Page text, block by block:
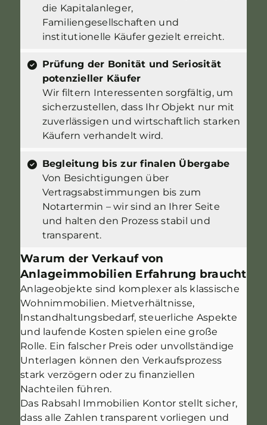
die Kapitalanleger,
Familiengesellschaften und
institutionelle Käufer gezielt erreicht.
Prüfung der Bonität und Seriosität
potenzieller Käufer
Wir filtern Interessenten sorgfältig, um
sicherzustellen, dass Ihr Objekt nur mit
zuverlässigen und wirtschaftlich starken
Käufern verhandelt wird.
Begleitung bis zur finalen Übergabe
Von Besichtigungen über
Vertragsabstimmungen bis zum
Notartermin – wir sind an Ihrer Seite
und halten den Prozess stabil und
transparent.
Warum der Verkauf von
Anlageimmobilien Erfahrung braucht
Anlageobjekte sind komplexer als klassische
Wohnimmobilien. Mietverhältnisse,
Instandhaltungsbedarf, steuerliche Aspekte
und laufende Kosten spielen eine große
Rolle. Ein falscher Preis oder unvollständige
Unterlagen können den Verkaufsprozess
stark verzögern oder zu finanziellen
Nachteilen führen.
Das Rabsahl Immobilien Kontor stellt sicher,
dass alle Zahlen transparent vorliegen und